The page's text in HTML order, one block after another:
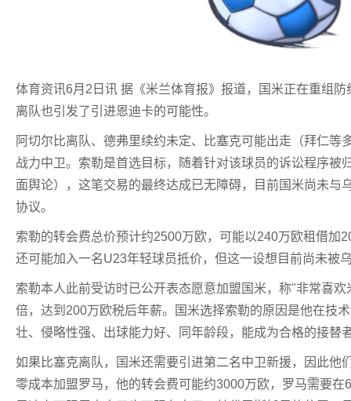
体育资讯6月2日讯 据《米兰体育报》报道，国米正在重组
离队也引发了引进恩迪卡的可能性。
阿切尔比离队、德弗里续约未定、比塞克可能出走（拜仁
战力中卫。索勒是首选目标，随着针对该球员的诉讼程序
面舆论），这笔交易的最终达成已无障碍，目前国米尚未
协议。
索勒的转会费总价预计约2500万欧，可能以240万欧租借加
还可能加入一名U23年轻球员抵价，但这一设想目前尚未被
索勒本人此前受访时已公开表态愿意加盟国米，称"非常喜
倍，达到200万欧税后年薪。国米选择索勒的原因是他在技
壮、侵略性强、出球能力好、同年龄段，能成为合格的接替
如果比塞克离队，国米还需要引进第二名中卫新援，因此他
零成本加盟罗马，他的转会费可能约3000万欧，罗马需要